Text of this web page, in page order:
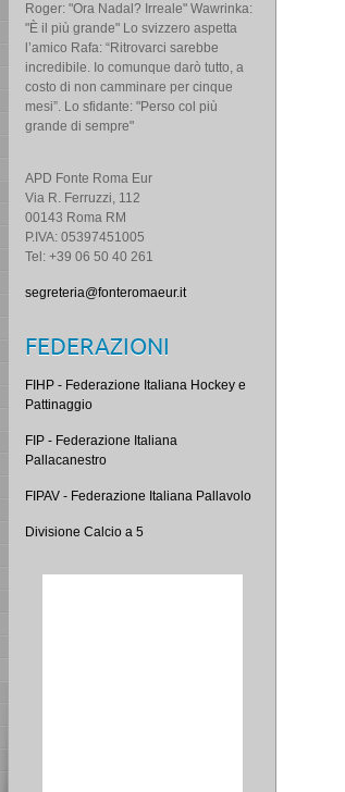
Roger: "Ora Nadal? Irreale" Wawrinka:
"È il più grande" Lo svizzero aspetta
l’amico Rafa: “Ritrovarci sarebbe
incredibile. Io comunque darò tutto, a
costo di non camminare per cinque
mesi”. Lo sfidante: "Perso col più
grande di sempre"
APD Fonte Roma Eur
Via R. Ferruzzi, 112
00143 Roma RM
P.IVA: 05397451005
Tel: +39 06 50 40 261
segreteria@fonteromaeur.it
FEDERAZIONI
FIHP - Federazione Italiana Hockey e
Pattinaggio
FIP - Federazione Italiana
Pallacanestro
FIPAV - Federazione Italiana Pallavolo
Divisione Calcio a 5